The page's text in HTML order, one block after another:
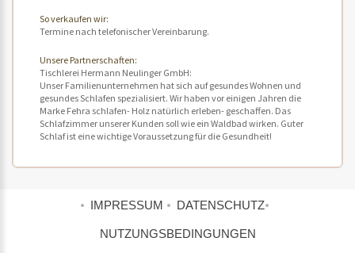
So verkaufen wir:
Termine nach telefonischer Vereinbarung.
Unsere Partnerschaften:
Tischlerei Hermann Neulinger GmbH:
Unser Familienunternehmen hat sich auf gesundes Wohnen und
gesundes Schlafen spezialisiert. Wir haben vor einigen Jahren die
Marke Fehra schlafen- Holz natürlich erleben- geschaffen. Das
Schlafzimmer unserer Kunden soll wie ein Waldbad wirken. Guter
Schlaf ist eine wichtige Voraussetzung für die Gesundheit!
IMPRESSUM DATENSCHUTZ
NUTZUNGSBEDINGUNGEN